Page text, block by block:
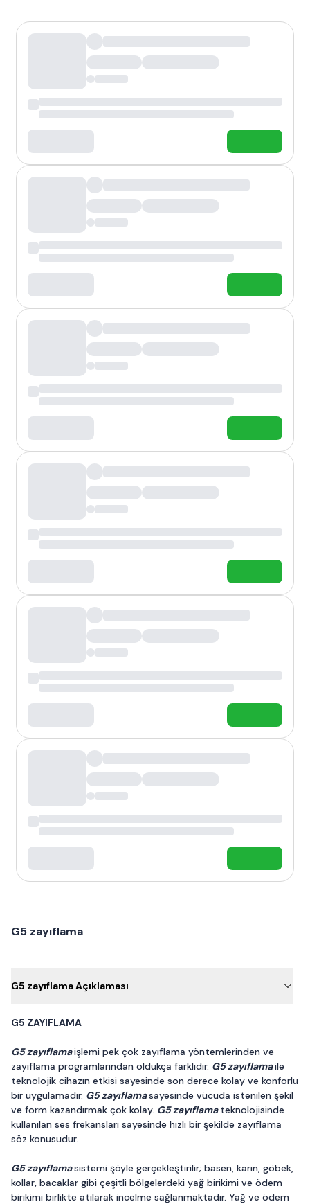
G5 zayıflama
G5 zayıflama Açıklaması
G5 ZAYIFLAMA
G5 zayıflamaişlemi pek çok zayıflama yöntemlerinden ve
zayıflama programlarından oldukça farklıdır. G5 zayıflamaile
teknolojik cihazın etkisi sayesinde son derece kolay ve konforlu
bir uygulamadır. G5 zayıflamasayesinde vücuda istenilen şekil
ve form kazandırmak çok kolay. G5 zayıflamateknolojisinde
kullanılan ses frekansları sayesinde hızlı bir şekilde zayıflama
söz konusudur.
G5 zayıflamasistemi şöyle gerçekleştirilir; basen, karın, göbek,
kollar, bacaklar gibi çeşitli bölgelerdeki yağ birikimi ve ödem
birikimi birlikte atılarak incelme sağlanmaktadır. Yağ ve ödem